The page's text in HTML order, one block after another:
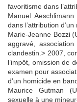
favoritisme dans
Manuel
dans l’attribution
Marie-Jeanne Bozzi
aggravé,
clandestin.> 2007,
l’impôt, omission de
examen pour
d’un homicide en
Maurice Gutman
sexuelle à une